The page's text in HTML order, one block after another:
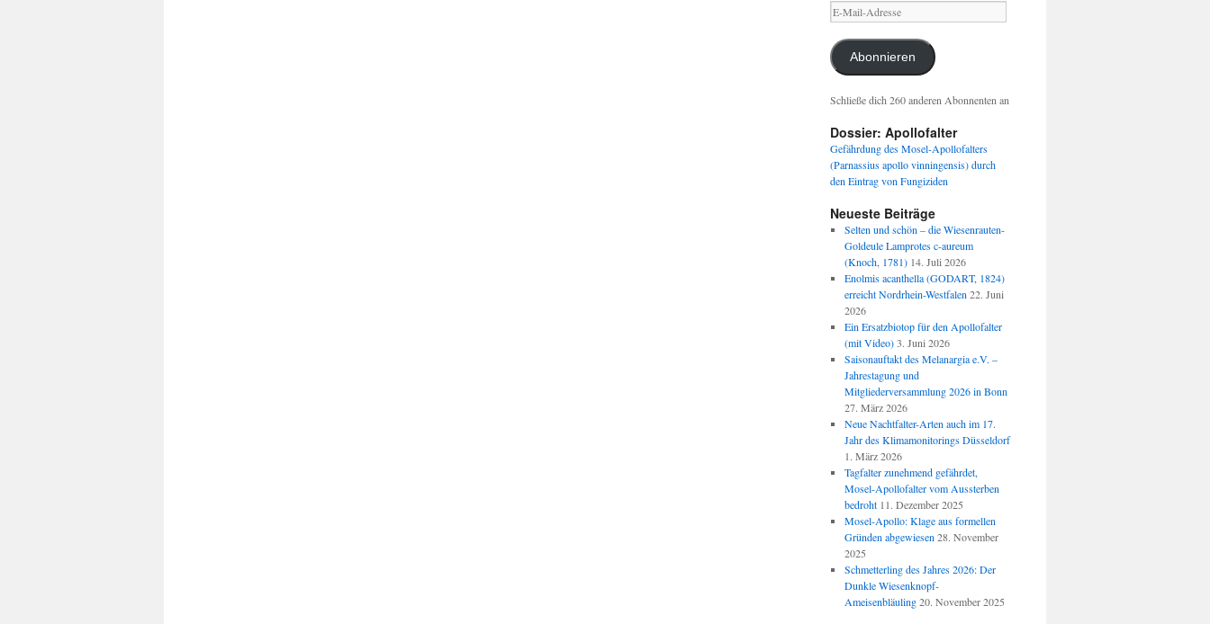
E-
Mail-
Adresse
Abonnieren
Schließe dich 260 anderen Abonnenten an
Dossier: Apollofalter
Gefährdung des Mosel-Apollofalters
(Parnassius apollo vinningensis) durch
den Eintrag von Fungiziden
Neueste Beiträge
Selten und schön – die Wiesenrauten-
Goldeule Lamprotes c-aureum
(Knoch, 1781) 14. Juli 2026
Enolmis acanthella (GODART, 1824)
erreicht Nordrhein-Westfalen 22. Juni
2026
Ein Ersatzbiotop für den Apollofalter
(mit Video) 3. Juni 2026
Saisonauftakt des Melanargia e.V. –
Jahrestagung und
Mitgliederversammlung 2026 in Bonn
27. März 2026
Neue Nachtfalter-Arten auch im 17.
Jahr des Klimamonitorings Düsseldorf
1. März 2026
Tagfalter zunehmend gefährdet,
Mosel-Apollofalter vom Aussterben
bedroht 11. Dezember 2025
Mosel-Apollo: Klage aus formellen
Gründen abgewiesen 28. November
2025
Schmetterling des Jahres 2026: Der
Dunkle Wiesenknopf-
Ameisenbläuling 20. November 2025